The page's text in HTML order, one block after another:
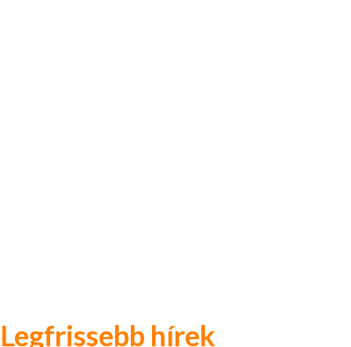
Legfrissebb hírek